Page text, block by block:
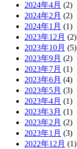
2024年4月 (2)
2024年2月 (2)
2024年1月 (1)
2023年12月 (2)
2023年10月 (5)
2023年9月 (2)
2023年7月 (1)
2023年6月 (4)
2023年5月 (3)
2023年4月 (1)
2023年3月 (1)
2023年2月 (2)
2023年1月 (3)
2022年12月 (1)